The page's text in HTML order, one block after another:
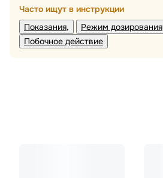
Часто ищут в инструкции
Показания
Режим дозирования
Побочное действие